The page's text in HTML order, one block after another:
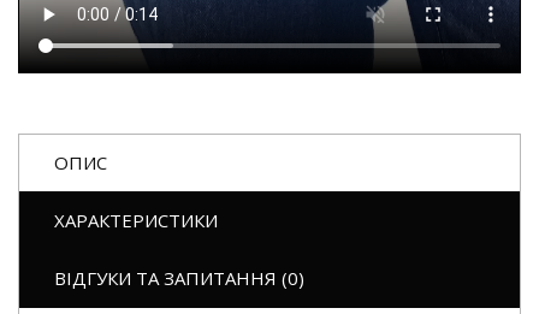
ОПИС
ХАРАКТЕРИСТИКИ
ВІДГУКИ ТА ЗАПИТАННЯ (0)